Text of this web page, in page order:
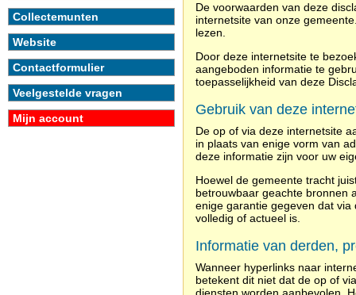
De voorwaarden van deze
internetsite van onze
lezen.
Door deze internetsite te
aangeboden informatie te
toepasselijkheid van deze
Gebruik van deze
De op of via deze internetsite
in plaats van enige vorm van
deze informatie zijn voor uw
Hoewel de gemeente tracht
betrouwbaar geachte bronnen
enige garantie gegeven dat
volledig of actueel is.
Informatie van derden,
Wanneer hyperlinks naar
betekent dit niet dat de op of
Collectemunten
Website
Contactformulier
Veelgestelde vragen
Mijn account